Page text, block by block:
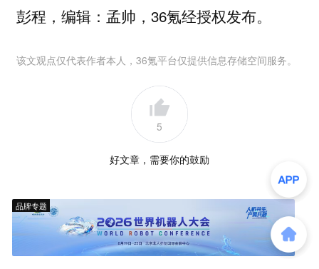
彭程，编辑：孟帅，36氪经授权发布。
该文观点仅代表作者本人，36氪平台仅提供信息存储空间服务。
5
好文章，需要你的鼓励
品牌专题